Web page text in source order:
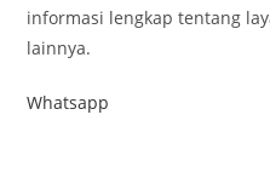
informasi lengkap tentang
lainnya.
Whatsapp